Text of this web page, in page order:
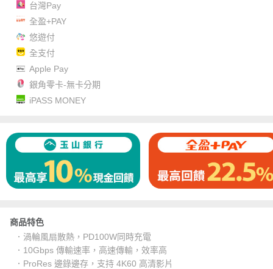
台灣Pay
全盈+PAY
悠遊付
全支付
Apple Pay
銀角零卡-無卡分期
iPASS MONEY
商品特色
．渦輪風扇散熱，PD100W同時充電
．10Gbps 傳輸速率，高速傳輸，效率高
．ProRes 邊錄邊存，支持 4K60 高清影片